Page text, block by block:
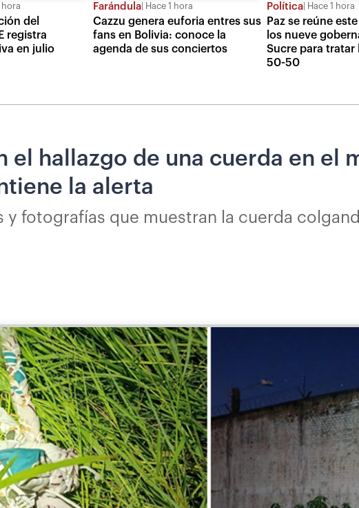
hora
del
registra
en julio
Farándula Hace 1 hora
Cazzu genera euforia entres sus
fans en Bolivia: conoce la
agenda de sus conciertos
Política Hace 1 hora
Paz se reúne
los nueve
Sucre para tratar
50-50
el hallazgo de una cuerda en el
la alerta
y fotografías que muestran la cuerda